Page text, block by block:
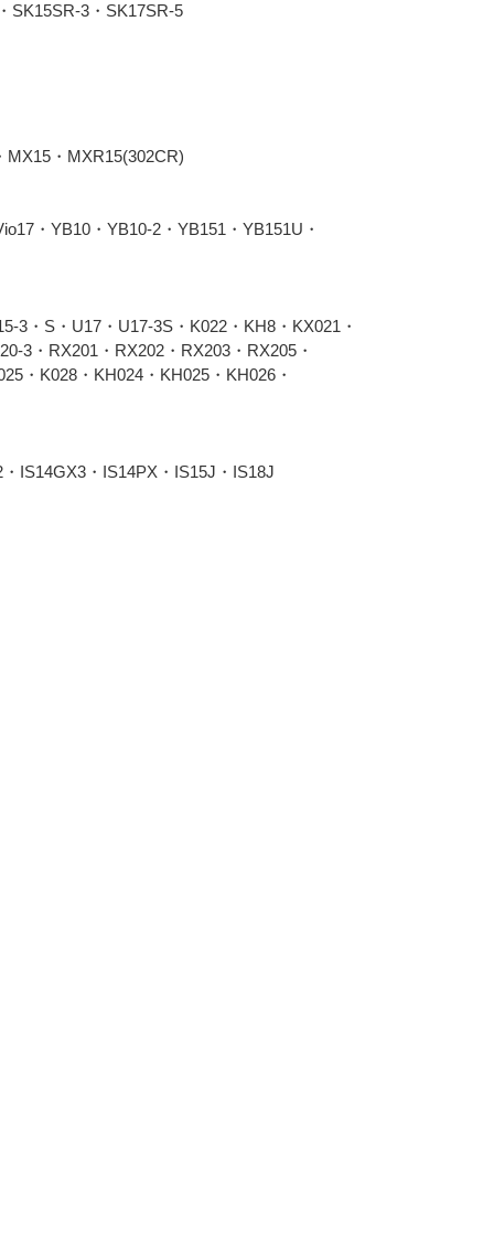
SK15SR-3・SK17SR-5
・MXR15(302CR)
・YB10・YB10-2・YB151・YB151U・
3・S・U17・U17-3S・K022・KH8・KX021・
3・RX201・RX202・RX203・RX205・
・K028・KH024・KH025・KH026・
IS14GX3・IS14PX・IS15J・IS18J